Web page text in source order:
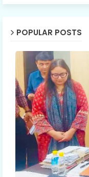
POPULAR POSTS